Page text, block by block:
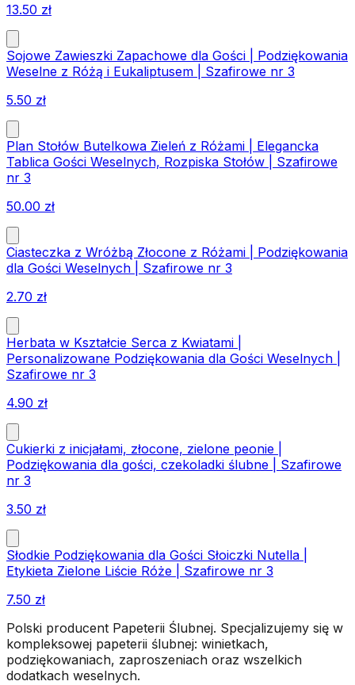
13.50 zł
Sojowe Zawieszki Zapachowe dla Gości | Podziękowania
Weselne z Różą i Eukaliptusem | Szafirowe nr 3
5.50 zł
Plan Stołów Butelkowa Zieleń z Różami | Elegancka
Tablica Gości Weselnych, Rozpiska Stołów | Szafirowe
nr 3
50.00 zł
Ciasteczka z Wróżbą Złocone z Różami | Podziękowania
dla Gości Weselnych | Szafirowe nr 3
2.70 zł
Herbata w Kształcie Serca z Kwiatami |
Personalizowane Podziękowania dla Gości Weselnych |
Szafirowe nr 3
4.90 zł
Cukierki z inicjałami, złocone, zielone peonie |
Podziękowania dla gości, czekoladki ślubne | Szafirowe
nr 3
3.50 zł
Słodkie Podziękowania dla Gości Słoiczki Nutella |
Etykieta Zielone Liście Róże | Szafirowe nr 3
7.50 zł
Polski producent Papeterii Ślubnej. Specjalizujemy się w
kompleksowej papeterii ślubnej: winietkach,
podziękowaniach, zaproszeniach oraz wszelkich
dodatkach weselnych.